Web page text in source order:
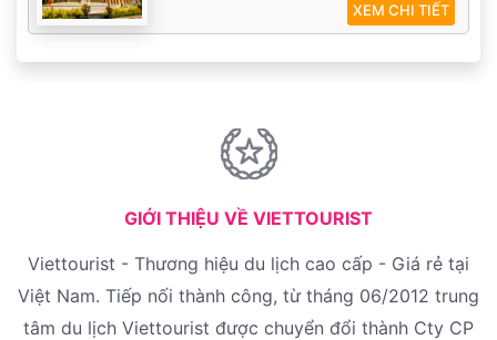
XEM CHI TIẾT
GIỚI THIỆU VỀ VIETTOURIST
Viettourist - Thương hiệu du lịch cao cấp - Giá rẻ tại
Việt Nam. Tiếp nối thành công, từ tháng 06/2012 trung
tâm du lịch Viettourist được chuyển đổi thành Cty CP